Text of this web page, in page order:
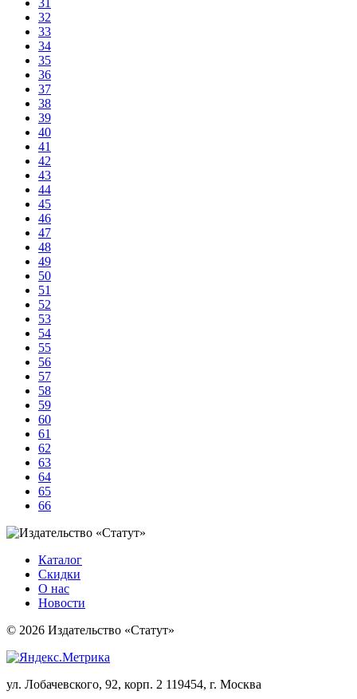
32
33
34
35
36
37
38
39
40
41
42
43
44
45
46
47
48
49
50
51
52
53
54
55
56
57
58
59
60
61
62
63
64
65
66
Каталог
Скидки
О нас
Новости
© 2026 Издательство «Статут»
ул. Лобачевского, 92, корп. 2 119454, г. Москва